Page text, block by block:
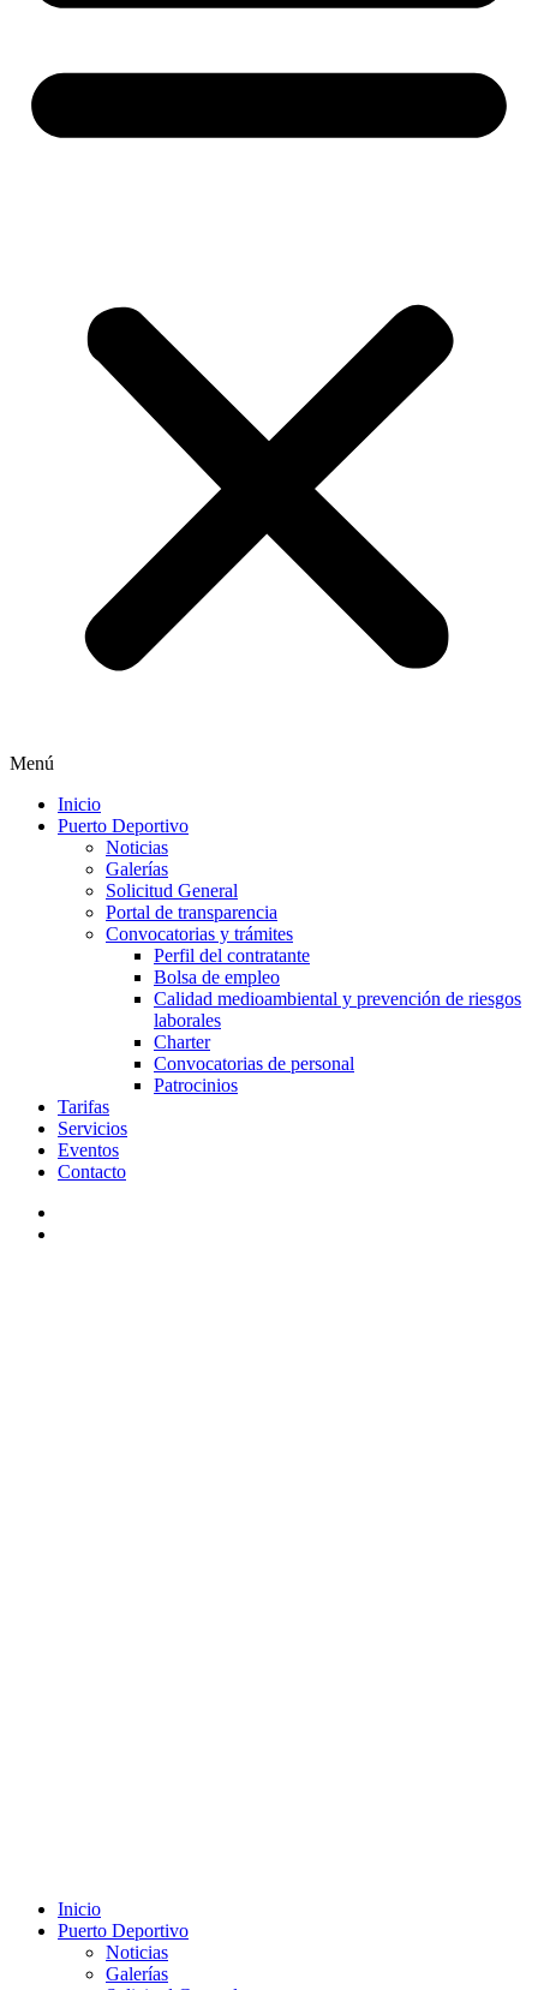
Menú
Inicio
Puerto Deportivo
Noticias
Galerías
Solicitud General
Portal de transparencia
Convocatorias y trámites
Perfil del contratante
Bolsa de empleo
Calidad medioambiental y prevención de riesgos
laborales
Charter
Convocatorias de personal
Patrocinios
Tarifas
Servicios
Eventos
Contacto
Inicio
Puerto Deportivo
Noticias
Galerías